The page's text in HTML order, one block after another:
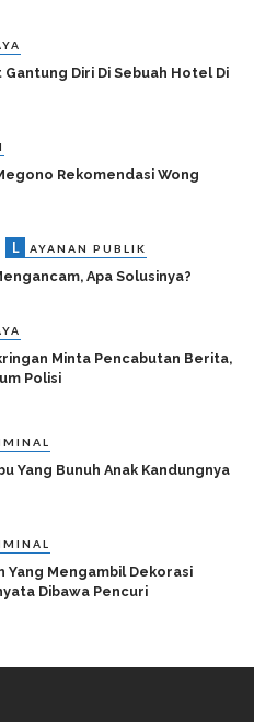
Diri Di Sebuah Hotel Di
Rekomendasi Wong
L AYANAN PUBLIK
Apa Solusinya?
Minta Pencabutan Berita,
Polisi
Yang Bunuh Anak Kandungnya
Yang Mengambil Dekorasi
Dibawa Pencuri